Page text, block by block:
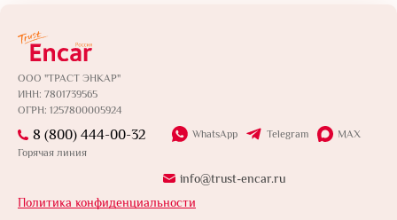
ООО "ТРАСТ ЭНКАР"
ИНН: 7801739565
ОГРН: 1257800005924
Политика конфиденциальности
8 (800) 444-00-32
Горячая линия
WhatsApp Telegram MAX
info@trust-encar.ru